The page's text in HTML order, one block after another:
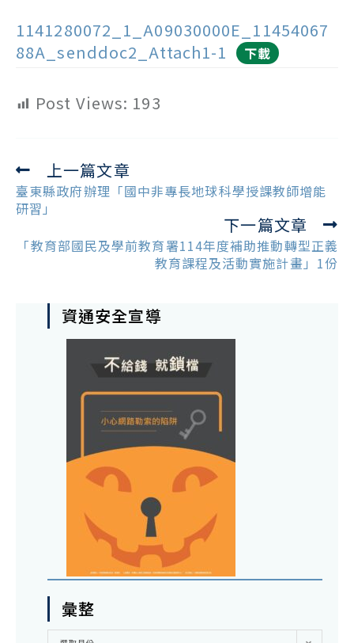
1141280072_1_A09030000E_11454067
88A_senddoc2_Attach1-1
下載
Post Views: 193
Read
more
articles
上一篇文章
臺東縣政府辦理「國中非專長地球科學授課教師增能
研習」
下一篇文章
「教育部國民及學前教育署114年度補助推動轉型正義
教育課程及活動實施計畫」1份
資通安全宣導
彙整
彙